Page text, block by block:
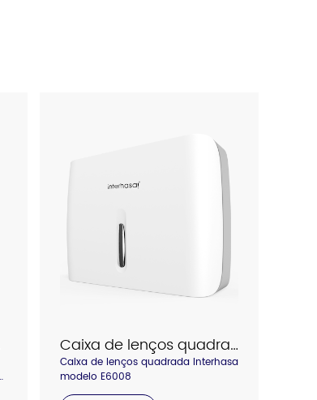
Caixa de lenços quadrada Interhasa modelo E6008
Caixa de lenços quadrada Interhasa
modelo E6008